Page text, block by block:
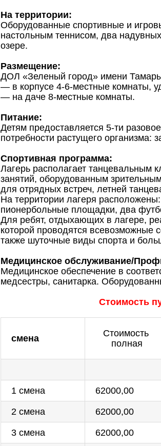
На территории:
Оборудованные спортивные и
настольным теннисом, два
озере.
Размещение:
ДОЛ «Зеленый город» имени
— в корпусе 4-6-местные комнаты,
— на даче 8-местные комнаты.
Питание:
Детям предоставляется 5-ти
потребности растущего организма:
Спортивная программа:
Лагерь располагает танцевальным
занятий, оборудованным
для отрядных встреч, летней
На территории лагеря
пионербольные площадки, два
Для ребят, отдыхающих в лагере,
которой проводятся всевозможные
также шуточные виды спорта и
Медицинское обслуживание/
Медицинское обеспечение в
медсестры, санитарка.
Стоимость
смена
Стоимость
полная
1 смена 62000,00
2 смена 62000,00
3 смена 62000,00